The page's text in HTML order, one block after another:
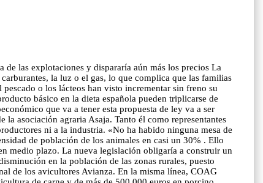
las explotaciones y dispararía aún más los precios La
la luz o el gas, lo que complica que las familias
o los lácteos han visto incrementar sin freno su
básico en la dieta española pueden triplicarse de
que va a tener esta propuesta de ley va a ser
asociación agraria Asaja. Tanto él como representantes
ni a la industria. «No ha habido ninguna mesa de
de población de los animales en casi un 30% . Ello
medio plazo. La nueva legislación obligaría a construir un
en la población de las zonas rurales, puesto
de los avicultores Avianza. En la misma línea, COAG